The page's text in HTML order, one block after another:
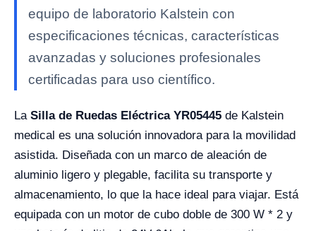
equipo de laboratorio Kalstein con
especificaciones técnicas, características
avanzadas y soluciones profesionales
certificadas para uso científico.
La Silla de Ruedas Eléctrica YR05445 de Kalstein
medical es una solución innovadora para la movilidad
asistida. Diseñada con un marco de aleación de
aluminio ligero y plegable, facilita su transporte y
almacenamiento, lo que la hace ideal para viajar. Está
equipada con un motor de cubo doble de 300 W * 2 y